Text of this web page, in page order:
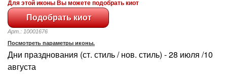
Для этой иконы Вы можете подобрать киот
Арт.: 10001676
Посмотреть параметры иконы.
Дни празднования (ст. стиль / нов. стиль) - 28 июля /10
августа